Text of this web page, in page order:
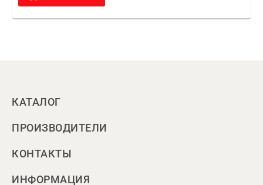
КАТАЛОГ
ПРОИЗВОДИТЕЛИ
КОНТАКТЫ
ИНФОРМАЦИЯ